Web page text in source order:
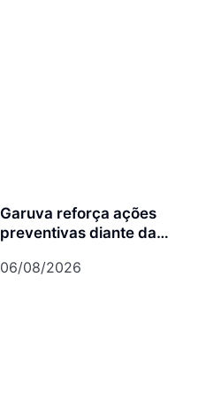
Garuva reforça ações
preventivas diante da
Niño
06/08/2026